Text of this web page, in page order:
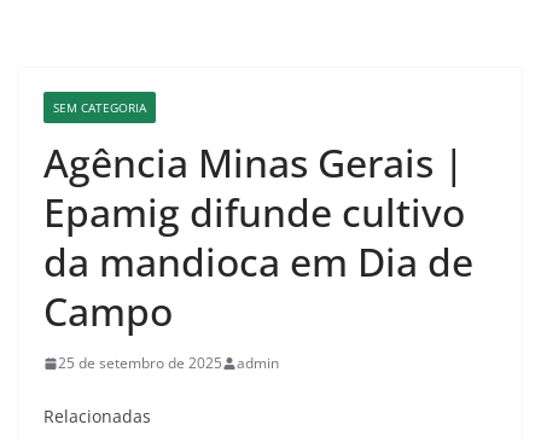
SEM CATEGORIA
Agência Minas Gerais |
Epamig difunde cultivo
da mandioca em Dia de
Campo
25 de setembro de 2025 admin
Relacionadas